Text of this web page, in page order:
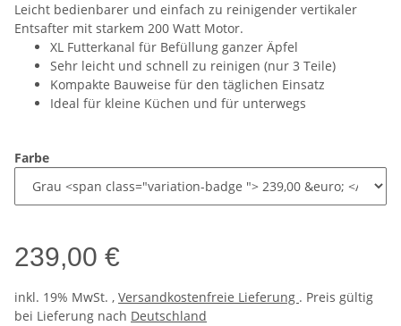
Leicht bedienbarer und einfach zu reinigender vertikaler
Entsafter mit starkem 200 Watt Motor.
XL Futterkanal für Befüllung ganzer Äpfel
Sehr leicht und schnell zu reinigen (nur 3 Teile)
Kompakte Bauweise für den täglichen Einsatz
Ideal für kleine Küchen und für unterwegs
Farbe
239,00 €
inkl. 19% MwSt. , Versandkostenfreie Lieferung . Preis gültig
bei Lieferung nach Deutschland